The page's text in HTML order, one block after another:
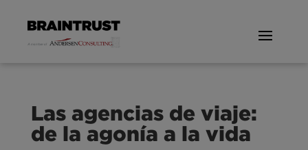
Las agencias de viaje:
de la agonía a la vida